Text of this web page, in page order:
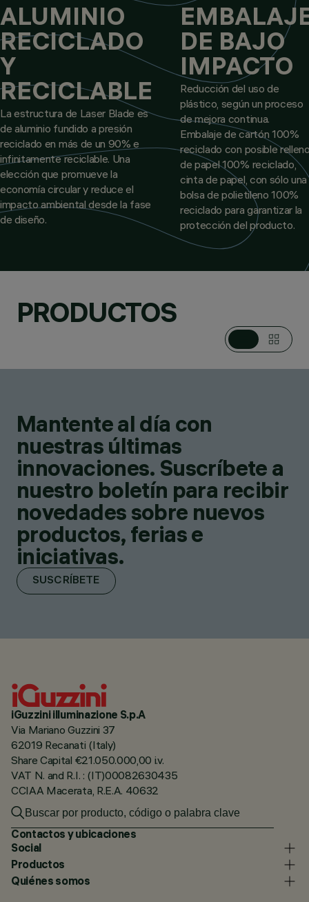
ALUMINIO
RECICLADO
Y
RECICLABLE
La estructura de Laser Blade es
de aluminio fundido a presión
reciclado en más de un 90% e
infinitamente reciclable. Una
elección que promueve la
economía circular y reduce el
impacto ambiental desde la fase
de diseño.
DE BAJO
IMPACTO
Reducción del uso de
plástico, según un proceso
de mejora continua.
Embalaje de cartón 100%
reciclado con posible
de papel 100% reciclado,
cinta de papel, con sólo una
bolsa de polietileno 100%
reciclado para garantizar la
protección del producto.
PRODUCTOS
Mantente al día con
nuestras últimas
innovaciones. Suscríbete a
nuestro boletín para recibir
novedades sobre nuevos
productos, ferias e
iniciativas.
SUSCRÍBETE
iGuzzini illuminazione S.p.A
Via Mariano Guzzini 37
62019 Recanati (Italy)
Share Capital €21.050.000,00 i.v.
VAT N. and R.I. : (IT)00082630435
CCIAA Macerata, R.E.A. 40632
Contactos y ubicaciones
Social
Productos
Quiénes somos